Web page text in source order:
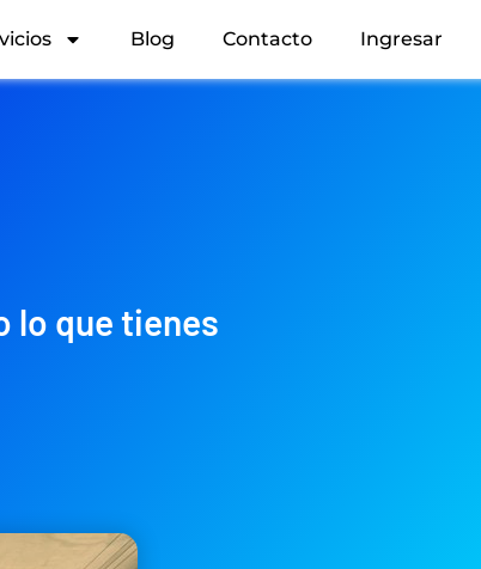
Blog Contacto Ingresar
lo que tienes